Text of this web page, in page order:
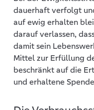
dauerhaft verfolgt
auf ewig erhalten
darauf verlassen,
damit sein
Mittel zur Erfüllung
beschränkt auf die
und erhaltene